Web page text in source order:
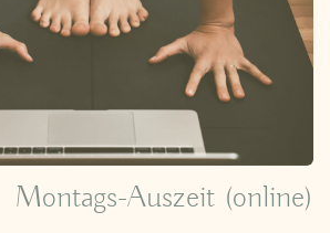
Montags-Auszeit (online)